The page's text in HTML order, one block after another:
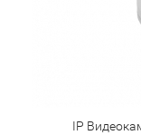
IP